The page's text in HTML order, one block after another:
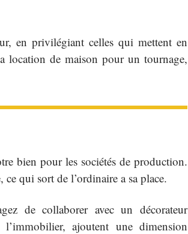
en privilégiant celles qui mettent en
location de maison pour un tournage,
bien pour les sociétés de production.
qui sort de l’ordinaire a sa place.
de collaborer avec un décorateur
l’immobilier, ajoutent une dimension